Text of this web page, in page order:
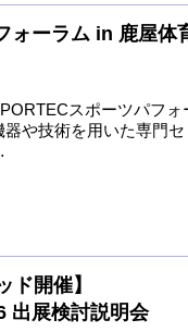
ォーラム in 鹿屋体
スポーツパフ
や技術を用いた専門
ド開催】
出展検討説明会